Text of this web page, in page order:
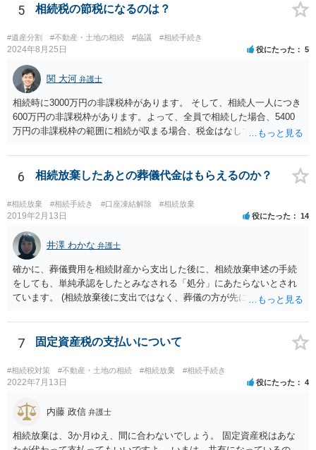
することはありませんので、数年後に借金が発見される可能性はほぼ
ありません。 なお、私が扱った相続放棄を検討していた案件で、期間
伸長して調査したところ、サラ金に対する過払金など相当な財産が見
つかったため相続したという事例がありました。
5 相続税の節税になるのは？
#遺産分割 #不動産・土地の相続 #協議 #相続手続き
2024年8月25日 役にたった 5
関 大河 弁護士
相続時に3000万円の非課税枠があります。 そして、相続人一人につき
600万円の非課税枠があります。よって、全員で相続した場合、5400
万円の非課税枠の範囲に相続が収まる場合、税金はなしです。 一人が
範囲となります。 一般的には、全員で相続する方が税金はお得です。
また、全員で相続しても、話し合いの結果、親がすべて相続と決める
こともできます。この場合でも相続の非課税枠は、全員で相続した540
0万円分使えます。 父が亡くなり、母が全部相続すると、母から三人
で相続する際は、4800万円が非課税枠となります。 そうすると、母が
亡くなってから相続すると、両親のどちらかが亡くなってから相続す
るより非課税の枠が減少します。 計画的に相続をするのがおすすめと
いうことになります。これ以外にも気をつける点はあるかもしれませ
んので、一度相談して想定するのがおすすめと思います。
6 相続放棄したあとの葬儀代金はもらえるのか？
#相続放棄 #相続手続き #口座凍結解除 #相続放棄
2019年2月13日 役にたった 14
井澤 わかな 弁護士
確かに、葬儀費用を相続財産から支出した後に、相続放棄申述の手続
をしても、単純承認をしたとみなされる「処分」にあたらないとされ
ています。 (相続放棄後に支出ではなく、葬儀の方が先に来るのが通常
述の手続ということだと思いますが) ただ、葬儀費用ならいくらでもよ
いということではなく、身分相応の、社会的儀式として当然認められ
る程度の金額に留まると考えた方がよいです。 もし、相続人の皆さん
に葬儀費用を支出する経済力がなく、質素な葬儀を行った費用であれ
ば相続財産から支出しても単純承認と認められない可能性が高いの
7 固定資産税の支払いについて
#相続税対策 #不動産・土地の相続 #相続放棄 #相続手続き
2022年7月13日 役にたった 4
内藤 政信 弁護士
相続放棄は、3か月ゆえ、間に合わないでしょう。 固定資産税はあな